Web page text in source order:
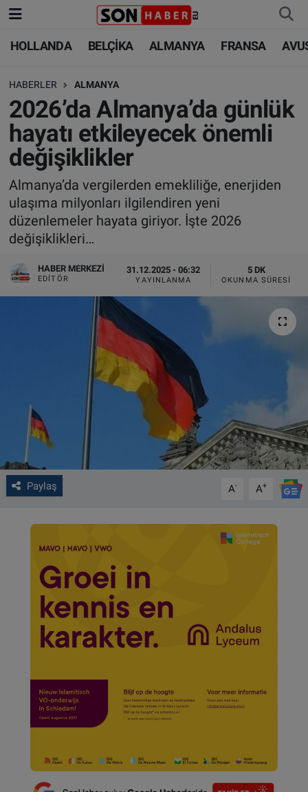
HOLLANDA BELÇİKA ALMANYA FRANSA
HABERLER ALMANYA
2026’da Almanya’da günlük
hayatı etkileyecek önemli
değişiklikler
Almanya’da vergilerden emekliliğe, enerjiden
ulaşıma milyonları ilgilendiren yeni
düzenlemeler hayata giriyor. İşte 2026
değişiklikleri…
HABER MERKEZI
EDITÖR
31.12.2025 - 06:32
YAYINLANMA
5 DK
OKUNMA SÜRESI
Paylaş A- A+
HOLLANDA
BELÇİKA
ALMANYA
FRANSA
AVUSTURYA
SAĞLIK - YAŞAM
BİLİM-TEKNOLOJİ
HOLLANDA
BELÇİKA
ALMANYA
TÜRKİYE
DÜNYA
BİLİM-TEKNOLOJİ
SAĞLIK
FOTO GALERİ
VIDEO GALERİ
ALGEMENE VOORWAARDEN
CONTACT
Çerez Politikası
Nöbetçi Eczaneler
Hava Durumu
Trafik Durumu
Süper Lig Puan Durumu ve Fikstür
Tüm Manşetler
Son Dakika Haberleri
Haber Arşivi